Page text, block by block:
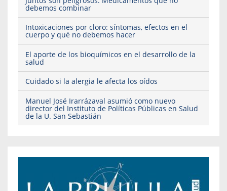
debemos combinar
Intoxicaciones por cloro: síntomas, efectos en el
cuerpo y qué no debemos hacer
El aporte de los bioquímicos en el desarrollo de la
salud
Cuidado si la alergia le afecta los oídos
Manuel José Irarrázaval asumió como nuevo
director del Instituto de Políticas Públicas en Salud
de la U. San Sebastián